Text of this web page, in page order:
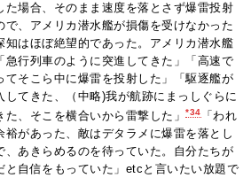
た場合、そのまま速度を落とさず爆雷投射
で、アメリカ潜水艦が損傷を受けなかった
知はほぼ絶望的であった。アメリカ潜水艦
急行列車のように突進してきた」「高速で
てそこら中に爆雷を投射した」「駆逐艦が
してきた、（中略)我が航跡にまっしぐらに
た、そこを横合いから雷撃した」*34「われ
裕があった、敵はデタラメに爆雷を落とし
、あきらめるのを待っていた。自分たちが
と自信をもっていた」etcと言いたい放題で